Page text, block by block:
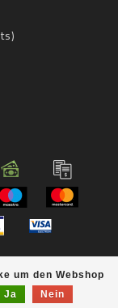
um den Webshop
Ja Nein
Kommer -